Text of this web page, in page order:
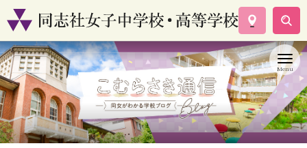
学校案内
コース紹介
学校生活
入試情報
資料請求